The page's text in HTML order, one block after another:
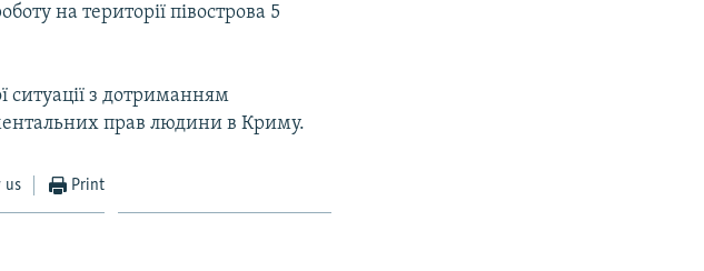
на території півострова 5
ситуації з дотриманням
прав людини в Криму.
us Print